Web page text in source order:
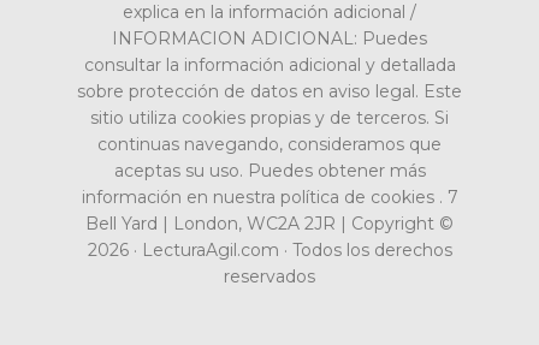
explica en la información adicional /
INFORMACION ADICIONAL: Puedes
consultar la información adicional y detallada
sobre protección de datos en aviso legal. Este
sitio utiliza cookies propias y de terceros. Si
continuas navegando, consideramos que
aceptas su uso. Puedes obtener más
información en nuestra política de cookies . 7
Bell Yard | London, WC2A 2JR | Copyright ©
2026 · LecturaAgil.com · Todos los derechos
reservados